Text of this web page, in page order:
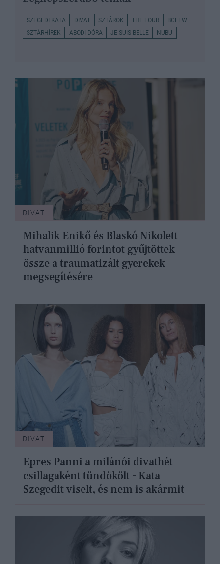
SZEGEDI KATA DIVAT SZTÁROK THE FOUR
BCEFW
SZTÁRHÍREK
ABODI DÓRA JE SUIS BELLE NUBU
DIVAT
Mihalik Enikő és Blaskó Nikolett
hatvanmillió forintot gyűjtöttek
össze a traumatizált gyerekek
megsegítésére
DIVAT
Epres Panni a milánói divathét
csillagaként tündökölt - Kata
Szegedit viselt, és nem is akármit